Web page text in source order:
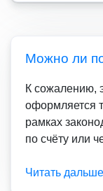
Можно ли
К сожалению,
оформляется
рамках
по счёту или
Читать